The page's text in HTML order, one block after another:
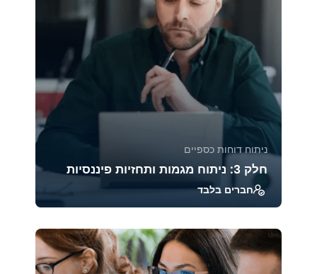
39215
ניתוח דוחות כספיים
חלק 3: ניתוח מגמות ותחזיות פיננסיות
חברים בלבד
פיננסיות, בניית תחזיות וניהול סיכונים. בעזרת
טכניקות...